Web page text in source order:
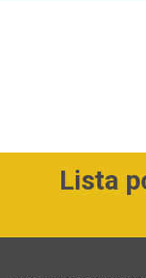
Lista